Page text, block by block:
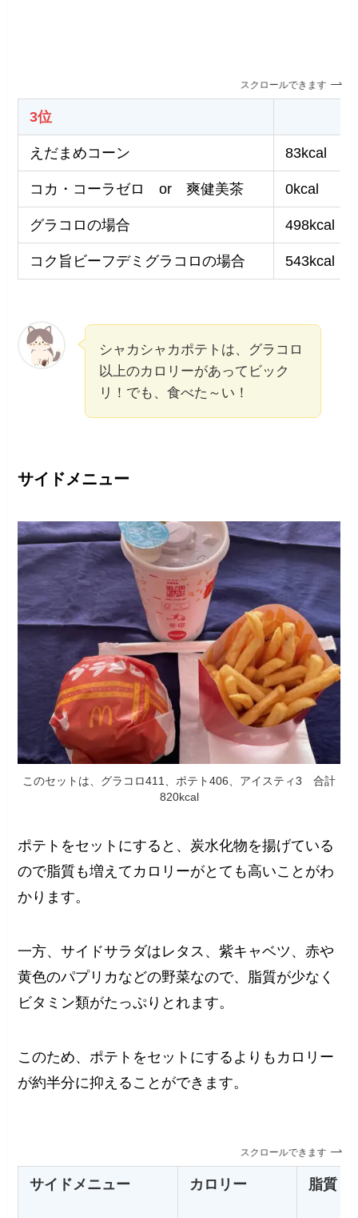
スクロールできます
3位
えだまめコーン 83kcal
コカ・コーラゼロ or 爽健美茶 0kcal
グラコロの場合 498kcal
コク旨ビーフデミグラコロの場合 543kcal
シャカシャカポテトは、グラコロ
以上のカロリーがあってビック
リ！でも、食べた～い！
サイドメニュー
このセットは、グラコロ411、ポテト406、アイスティ3 合計
820kcal
ポテトをセットにすると、炭水化物を揚げている
ので脂質も増えてカロリーがとても高いことがわ
かります。
一方、サイドサラダはレタス、紫キャベツ、赤や
黄色のパプリカなどの野菜なので、脂質が少なく
ビタミン類がたっぷりとれます。
このため、ポテトをセットにするよりもカロリー
が約半分に抑えることができます。
スクロールできます
サイドメニュー カロリー 脂質